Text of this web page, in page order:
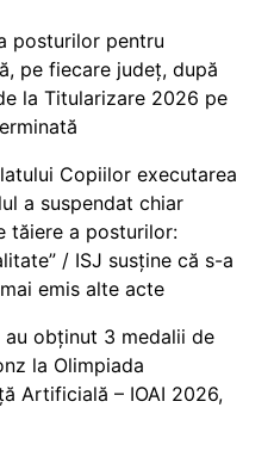
posturilor pentru
pe fiecare județ, după
la Titularizare 2026 pe
Copiilor executarea
a suspendat chiar
tăiere a posturilor:
/ ISJ susține că s-a
emis alte acte
au obținut 3 medalii de
la Olimpiada
Artificială – IOAI 2026,